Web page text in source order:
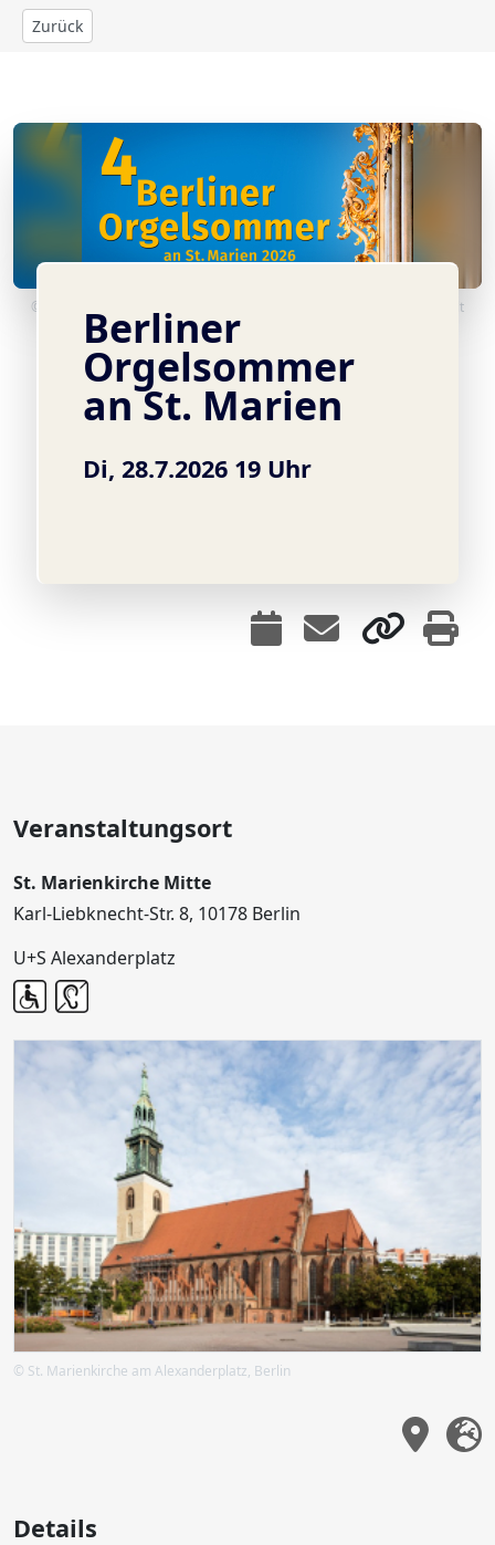
Zurück
© Wagner-Orgel in der St. Marienkirche ©Marienorganist Xaver Schult
Berliner
Orgelsommer
an St. Marien
Di, 28.7.2026 19 Uhr
Veranstaltungsort
St. Marienkirche Mitte
Karl-Liebknecht-Str. 8, 10178 Berlin
U+S Alexanderplatz
© St. Marienkirche am Alexanderplatz, Berlin
Details